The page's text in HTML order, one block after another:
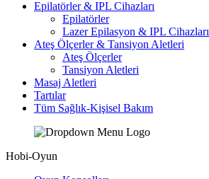
Epilatörler & IPL Cihazları
Epilatörler
Lazer Epilasyon & IPL Cihazları
Ateş Ölçerler & Tansiyon Aletleri
Ateş Ölçerler
Tansiyon Aletleri
Masaj Aletleri
Tartılar
Tüm Sağlık-Kişisel Bakım
Hobi-Oyun